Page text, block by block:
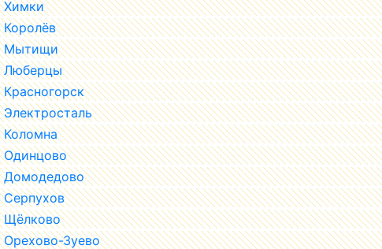
Химки
Королёв
Мытищи
Люберцы
Красногорск
Электросталь
Коломна
Одинцово
Домодедово
Серпухов
Щёлково
Орехово-Зуево